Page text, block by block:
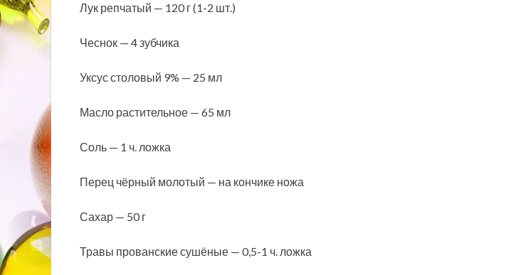
Лук репчатый — 120 г (1-2 шт.)
Чеснок — 4 зубчика
Уксус столовый 9% — 25 мл
Масло растительное — 65 мл
Соль — 1 ч. ложка
Перец чёрный молотый — на кончике ножа
Сахар — 50 г
Травы прованские сушёные — 0,5-1 ч. ложка